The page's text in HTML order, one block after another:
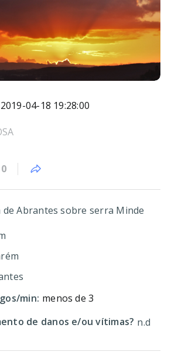
04-18 19:28:00
0
Abrantes sobre serra Minde
min: menos de 3
de danos e/ou vítimas? n.d